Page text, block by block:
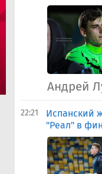
Андрей
22:21
Испанский
"Реал" в